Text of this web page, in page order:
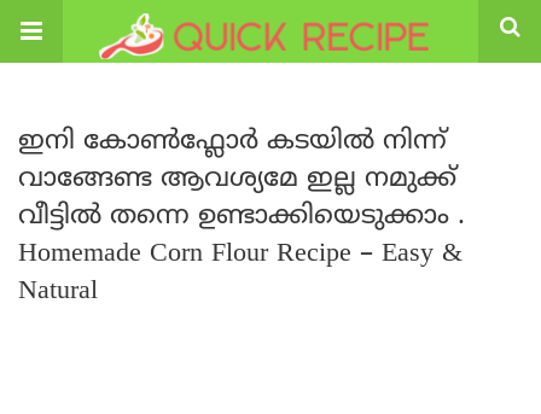
ഇനി കോൺഫ്ലോർ കടയിൽ നിന്ന്
വാങ്ങേണ്ട ആവശ്യമേ ഇല്ല നമുക്ക്
വീട്ടിൽ തന്നെ ഉണ്ടാക്കിയെടുക്കാം .
Homemade Corn Flour Recipe – Easy &
Natural